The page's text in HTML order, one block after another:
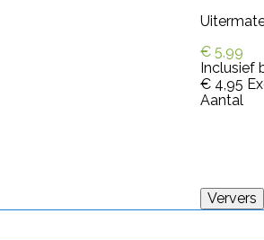
€ 5,99
Inclusief
€ 4,95
Aantal